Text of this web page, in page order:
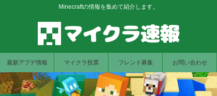
Minecraftの情報を集めて紹介します。
最新アプデ情報 マイクラ投票 フレンド募集 お問い合わせ